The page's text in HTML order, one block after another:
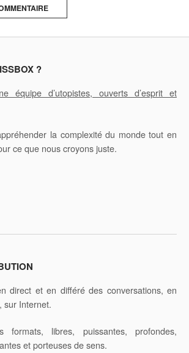
?
équipe d’utopistes, ouverts d’esprit et
la complexité du monde tout en
ce que nous croyons juste.
direct et en différé des conversations, en
sur Internet.
formats, libres, puissantes, profondes,
et porteuses de sens.